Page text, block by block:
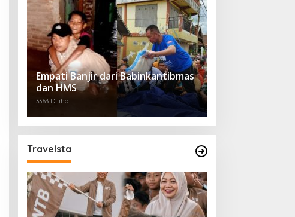
Empati Banjir dari Babinkantibmas
dan HMS
3363 Dilihat
Travelsta